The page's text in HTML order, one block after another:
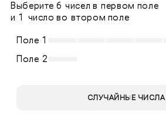
Выберите 6 чисел в первом поле
и 1 число во втором поле
Поле 1
Поле 2
СЛУЧАЙНЫЕ ЧИСЛА